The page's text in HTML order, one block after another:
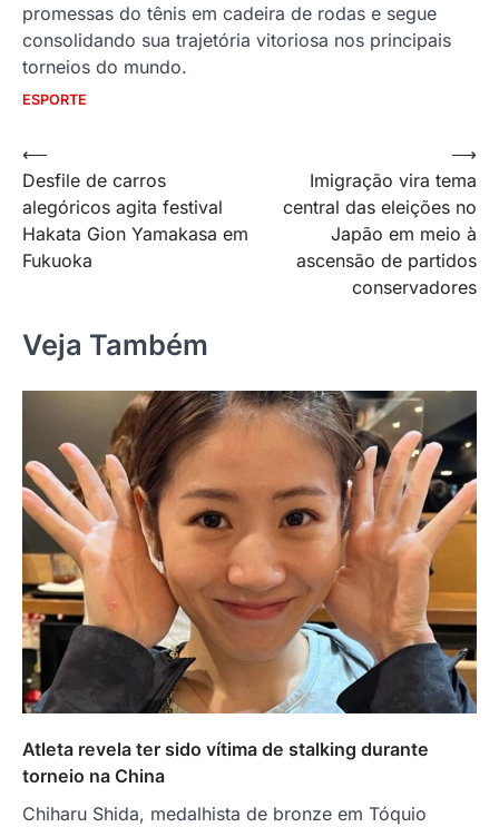
promessas do tênis em cadeira de rodas e segue
consolidando sua trajetória vitoriosa nos principais
torneios do mundo.
ESPORTE
Navegação
de
Post
⟵
Desfile de carros
alegóricos agita festival
Hakata Gion Yamakasa em
Fukuoka
Imigração vira tema
central das eleições no
Japão em meio à
ascensão de partidos
conservadores
⟶
Veja Também
Atleta revela ter sido vítima de stalking durante
torneio na China
Chiharu Shida, medalhista de bronze em Tóquio